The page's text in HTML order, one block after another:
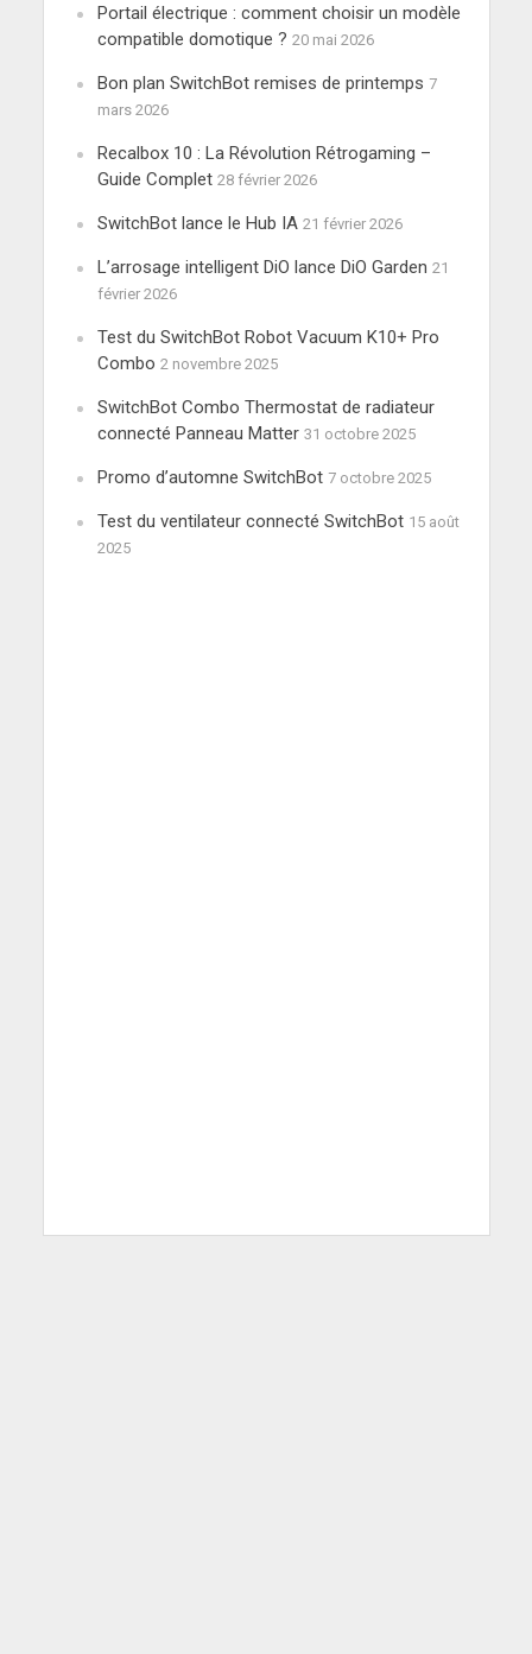
Portail électrique : comment choisir un modèle
compatible domotique ? 20 mai 2026
Bon plan SwitchBot remises de printemps 7
mars 2026
Recalbox 10 : La Révolution Rétrogaming –
Guide Complet 28 février 2026
SwitchBot lance le Hub IA 21 février 2026
L’arrosage intelligent DiO lance DiO Garden 21
février 2026
Test du SwitchBot Robot Vacuum K10+ Pro
Combo 2 novembre 2025
SwitchBot Combo Thermostat de radiateur
connecté Panneau Matter 31 octobre 2025
Promo d’automne SwitchBot 7 octobre 2025
Test du ventilateur connecté SwitchBot 15 août
2025